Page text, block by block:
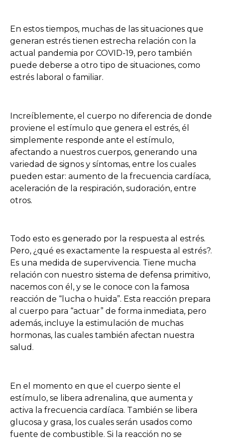
En estos tiempos, muchas de las situaciones que
generan estrés tienen estrecha relación con la
actual pandemia por COVID-19, pero también
puede deberse a otro tipo de situaciones, como
estrés laboral o familiar.
Increíblemente, el cuerpo no diferencia de donde
proviene el estímulo que genera el estrés, él
simplemente responde ante el estímulo,
afectando a nuestros cuerpos, generando una
variedad de signos y síntomas, entre los cuales
pueden estar: aumento de la frecuencia cardíaca,
aceleración de la respiración, sudoración, entre
otros.
Todo esto es generado por la respuesta al estrés.
Pero, ¿qué es exactamente la respuesta al estrés?.
Es una medida de supervivencia. Tiene mucha
relación con nuestro sistema de defensa primitivo,
nacemos con él, y se le conoce con la famosa
reacción de “lucha o huida”. Esta reacción prepara
al cuerpo para “actuar” de forma inmediata, pero
además, incluye la estimulación de muchas
hormonas, las cuales también afectan nuestra
salud.
En el momento en que el cuerpo siente el
estímulo, se libera adrenalina, que aumenta y
activa la frecuencia cardíaca. También se libera
glucosa y grasa, los cuales serán usados como
fuente de combustible. Si la reacción no se